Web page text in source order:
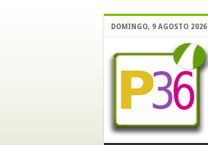
DOMINGO, 9 AGOSTO 2026